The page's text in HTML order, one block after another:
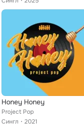
Honey Honey
Project Pop
Сингл
2021